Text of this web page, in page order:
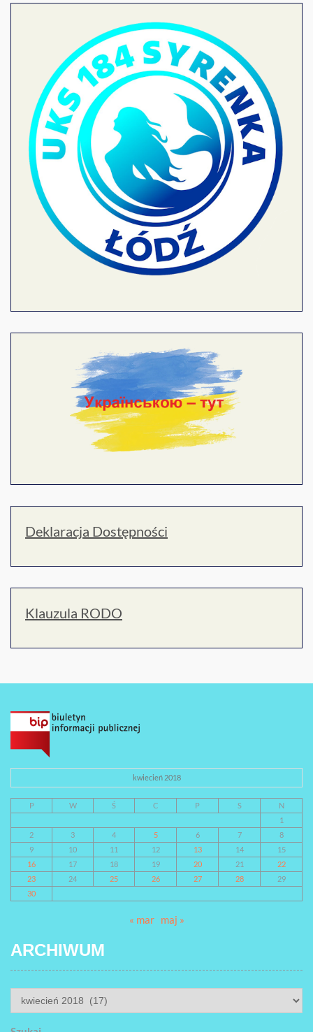
Deklaracja Dostępności
Klauzula RODO
kwiecień 2018
P W Ś C P S
N
1
2
3 4 5 6 7
8
9
10 11 12 13 14
15
16
17 18 19 20 21
22
23
24 25 26 27 28
29
30
« mar maj »
ARCHIWUM
ARCHIWUM